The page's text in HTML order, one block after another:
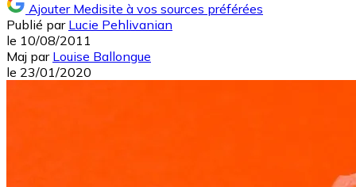
Ajouter Medisite à vos sources préférées
Publié par Lucie Pehlivanian
le 10/08/2011
Maj par Louise Ballongue
le 23/01/2020